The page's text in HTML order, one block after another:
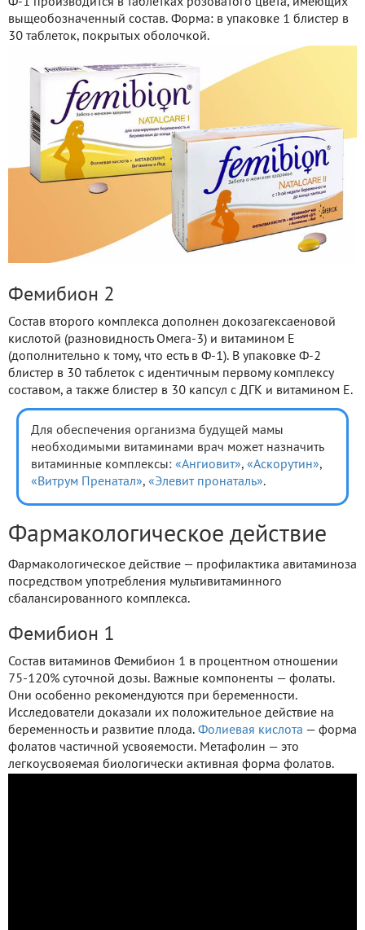
Ф-1 производится в таблетках розоватого цвета, имеющих
выщеобозначенный состав. Форма: в упаковке 1 блистер в
30 таблеток, покрытых оболочкой.
Фемибион 2
Состав второго комплекса дополнен докозагексаеновой
кислотой (разновидность Омега-3) и витамином Е
(дополнительно к тому, что есть в Ф-1). В упаковке Ф-2
блистер в 30 таблеток с идентичным первому комплексу
составом, а также блистер в 30 капсул с ДГК и витамином Е.
Для обеспечения организма будущей мамы
необходимыми витаминами врач может назначить
витаминные комплексы: «Ангиовит», «Аскорутин»,
«Витрум Пренатал», «Элевит пронаталь».
Фармакологическое действие
Фармакологическое действие — профилактика авитаминоза
посредством употребления мультивитаминного
сбалансированного комплекса.
Фемибион 1
Состав витаминов Фемибион 1 в процентном отношении
75-120% суточной дозы. Важные компоненты — фолаты.
Они особенно рекомендуются при беременности.
Исследователи доказали их положительное действие на
беременность и развитие плода. Фолиевая кислота — форма
фолатов частичной усвояемости. Метафолин — это
легкоусвояемая биологически активная форма фолатов.